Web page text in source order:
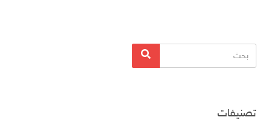
البحث
عن:
بحث
تصنيفات